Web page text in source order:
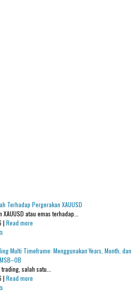
Terhadap Pergerakan XAUUSD
atau emas terhadap...
| Read more
Multi Timeframe: Menggunakan Years, Month, dan
salah satu...
| Read more